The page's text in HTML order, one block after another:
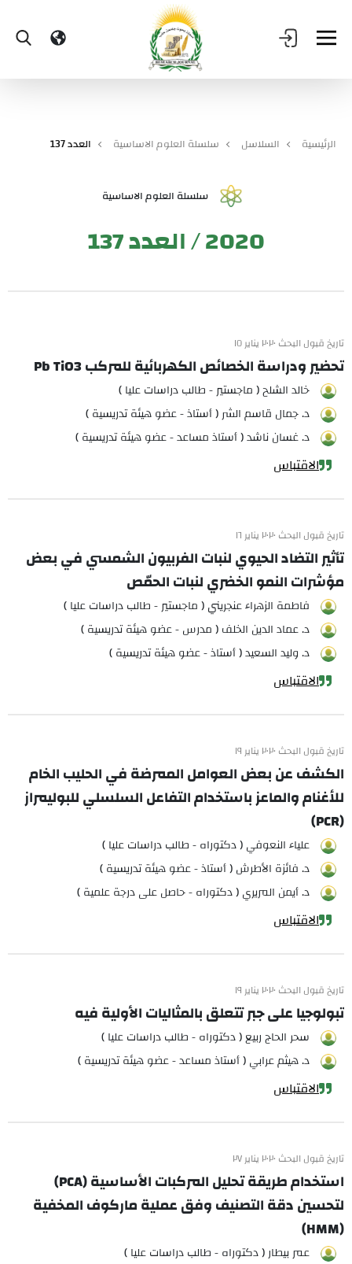
الرئيسية السلاسل سلسلة العلوم الاساسية العدد 137
سلسلة العلوم الاساسية
2020 / العدد 137
تاريخ قبول البحث ٢٠٢٠ يناير ١٥
تحضير ودراسة الخصائص الكهربائية للمركب Pb TiO3
خالد الشلح ( ماجستير - طالب دراسات عليا )
د. جمال قاسم الشر ( أستاذ - عضو هيئة تدريسية )
د. غسان ناشد ( أستاذ مساعد - عضو هيئة تدريسية )
الاقتباس
تاريخ قبول البحث ٢٠٢٠ يناير ١٦
تأثير التضاد الحيوي لنبات الفربيون الشمسي في بعض
مؤشرات النمو الخضري لنبات الحمّص
فاطمة الزهراء عنجريني ( ماجستير - طالب دراسات عليا )
د. عماد الدين الخلف ( مدرس - عضو هيئة تدريسية )
د. وليد السعيد ( أستاذ - عضو هيئة تدريسية )
الاقتباس
تاريخ قبول البحث ٢٠٢٠ يناير ١٩
الكشف عن بعض العوامل الممرضة في الحليب الخام
للأغنام والماعز باستخدام التفاعل السلسلي للبوليمراز
(PCR)
علياء النعوفي ( دكتوراه - طالب دراسات عليا )
د. فائزة الأطرش ( أستاذ - عضو هيئة تدريسية )
د. أيمن المريري ( دكتوراه - حاصل على درجة علمية )
الاقتباس
تاريخ قبول البحث ٢٠٢٠ يناير ١٩
تبولوجيا على جبر تتعلق بالمثاليات الأولية فيه
سحر الحاج ربيع ( دكتوراه - طالب دراسات عليا )
د. هيثم عرابي ( أستاذ مساعد - عضو هيئة تدريسية )
الاقتباس
تاريخ قبول البحث ٢٠٢٠ يناير ٢٧
استخدام طريقة تحليل المركبات الأساسية (PCA)
لتحسين دقة التصنيف وفق عملية ماركوف المخفية
(HMM)
عمر بيطار ( دكتوراه - طالب دراسات عليا )